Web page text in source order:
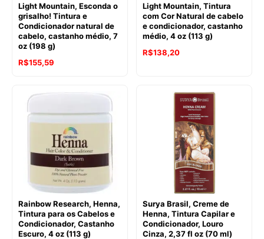
Light Mountain, Esconda o
grisalho! Tintura e
Condicionador natural de
cabelo, castanho médio, 7
oz (198 g)
R$155,59
Light Mountain, Tintura
com Cor Natural de cabelo
e condicionador, castanho
médio, 4 oz (113 g)
R$138,20
Rainbow Research, Henna,
Tintura para os Cabelos e
Condicionador, Castanho
Escuro, 4 oz (113 g)
Surya Brasil, Creme de
Henna, Tintura Capilar e
Condicionador, Louro
Cinza, 2,37 fl oz (70 ml)